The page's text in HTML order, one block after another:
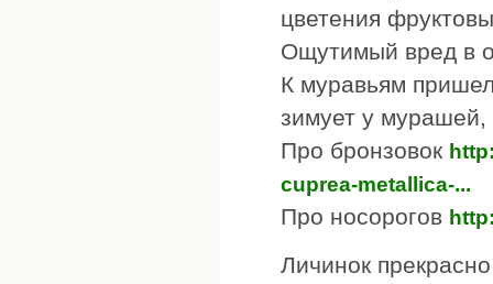
цветения
Ощутимый вред в
К муравьям
зимует у мурашей,
Про бронзовок
cuprea-metallica-...
Про носорогов
Личинок